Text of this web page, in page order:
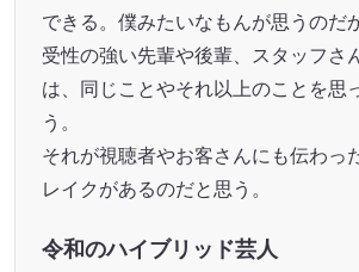
できる。僕みたいなもんが思うのだ
受性の強い先輩や後輩、スタッフさ
は、同じことやそれ以上のことを思
う。
それが視聴者やお客さんにも伝わっ
レイクがあるのだと思う。
令和のハイブリッド芸人